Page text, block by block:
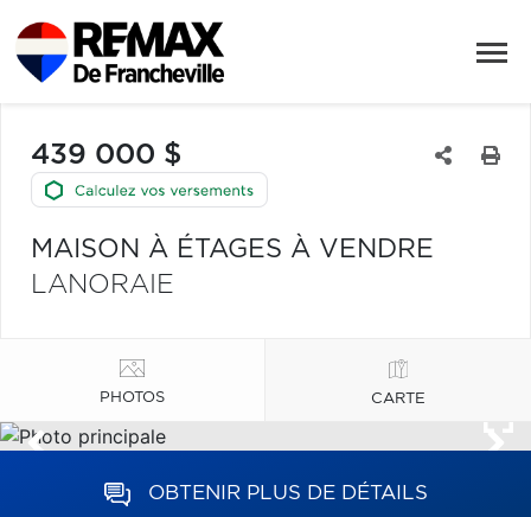
439 000 $
MAISON À ÉTAGES À VENDRE
LANORAIE
PHOTOS CARTE
OBTENIR PLUS DE DÉTAILS